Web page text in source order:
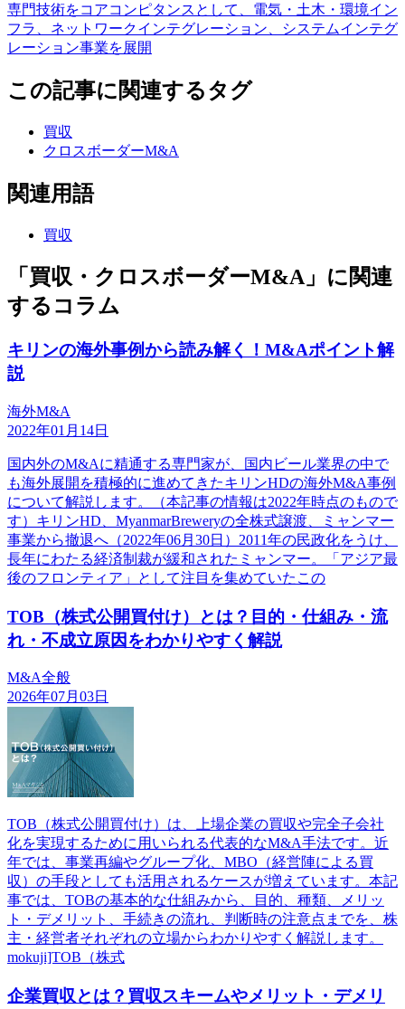
専門技術をコアコンピタンスとして、電気・土木・環境イン
フラ、ネットワークインテグレーション、システムインテグ
レーション事業を展開
この記事に関連するタグ
買収
クロスボーダーM&A
関連用語
買収
「買収・クロスボーダーM&A」に関連
するコラム
キリンの海外事例から読み解く！M&Aポイント解
説
海外M&A
2022年01月14日
国内外のM&Aに精通する専門家が、国内ビール業界の中で
も海外展開を積極的に進めてきたキリンHDの海外M&A事例
について解説します。（本記事の情報は2022年時点のもので
す）キリンHD、MyanmarBreweryの全株式譲渡、ミャンマー
事業から撤退へ（2022年06月30日）2011年の民政化をうけ、
長年にわたる経済制裁が緩和されたミャンマー。「アジア最
後のフロンティア」として注目を集めていたこの
TOB（株式公開買付け）とは？目的・仕組み・流
れ・不成立原因をわかりやすく解説
M&A全般
2026年07月03日
TOB（株式公開買付け）は、上場企業の買収や完全子会社
化を実現するために用いられる代表的なM&A手法です。近
年では、事業再編やグループ化、MBO（経営陣による買
収）の手段としても活用されるケースが増えています。本記
事では、TOBの基本的な仕組みから、目的、種類、メリッ
ト・デメリット、手続きの流れ、判断時の注意点までを、株
主・経営者それぞれの立場からわかりやすく解説します。
mokuji]TOB（株式
企業買収とは？買収スキームやメリット・デメリ